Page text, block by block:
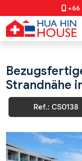
+66
Strandnähe
Ref.: CS0138